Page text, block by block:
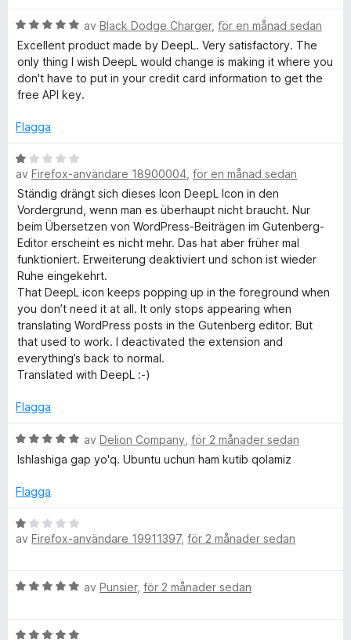
h
s
k
i
v
a
s
s
i
t
e
n
t
t
t
v
B
e
t
y
g
a
t
5
a
v
5
av Black Dodge Charger, för en månad sedan
Excellent product made by DeepL. Very satisfactory. The
only thing I wish DeepL would change is making it where you
don't have to put in your credit card information to get the
free API key.
Flagga
B
e
t
y
g
s
a
t
t
1
a
v
5
av Firefox-användare 18900004 för en månad sedan
Ständig drängt sich dieses Icon DeepL Icon in den
Vordergrund, wenn man es überhaupt nicht braucht. Nur
beim Übersetzen von WordPress-Beiträgen im Gutenberg-
Editor erscheint es nicht mehr. Das hat aber früher mal
funktioniert. Erweiterung deaktiviert und schon ist wieder
Ruhe eingekehrt.
That DeepL icon keeps popping up in the foreground when
you don’t need it at all. It only stops appearing when
translating WordPress posts in the Gutenberg editor. But
that used to work. I deactivated the extension and
everything’s back to normal.
Translated with DeepL :-)
Flagga
B
e
y
s
a
5
5
av Delion Company för 2 månader sedan
Ishlashiga gap yo'q. Ubuntu uchun ham kutib qolamiz
Flagga
B
e
g
av Firefox-användare 19911397, för 2 månader sedan
B
y
av Punsier, för 2 månader sedan
B